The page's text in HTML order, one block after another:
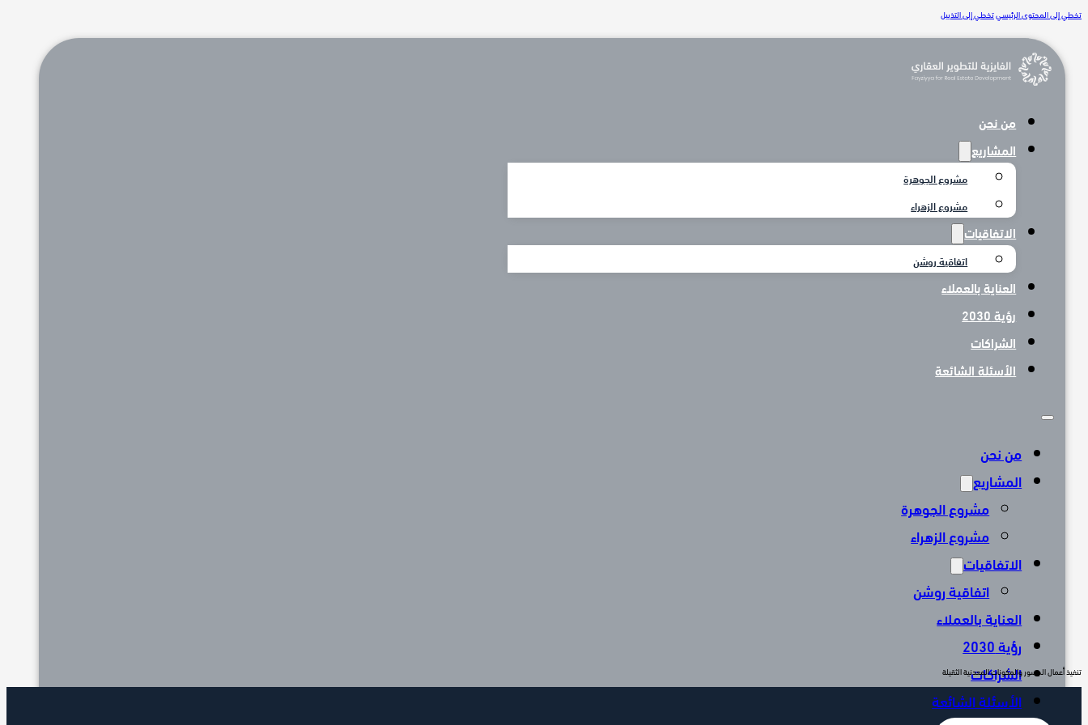
تخطي إلى المحتوى الرئيسيتخطي إلى التذييل
من نحن
المشاريع
مشروع الجوهرة
مشروع الزهراء
الاتفاقيات
اتفاقية روشن
العناية بالعملاء
رؤية 2030
الشراكات
الأسئلة الشائعة
من نحن
المشاريع
مشروع الجوهرة
مشروع الزهراء
الاتفاقيات
اتفاقية روشن
العناية بالعملاء
رؤية 2030
الشراكات
الأسئلة الشائعة
تنفيذ أعمال الجسور والمكونات المعدنية الثقيلة